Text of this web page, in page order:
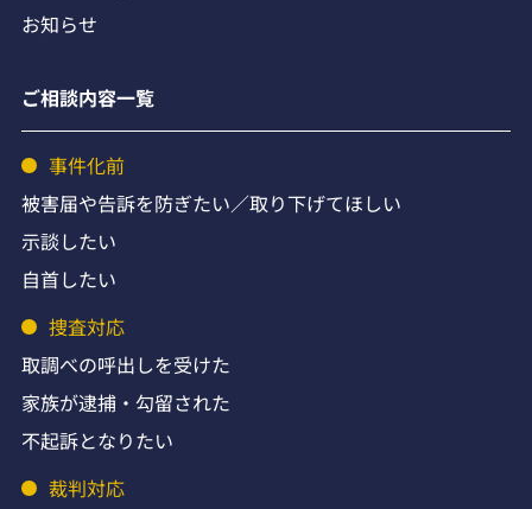
お知らせ
ご相談内容一覧
事件化前
被害届や告訴を防ぎたい／取り下げてほしい
示談したい
自首したい
捜査対応
取調べの呼出しを受けた
家族が逮捕・勾留された
不起訴となりたい
裁判対応